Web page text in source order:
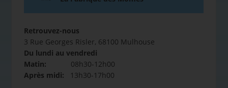
Retrouvez-nous
3 Rue Georges Risler, 68100 Mulhouse
Du lundi au vendredi
Matin: 08h30-12h00
Après midi: 13h30-17h00